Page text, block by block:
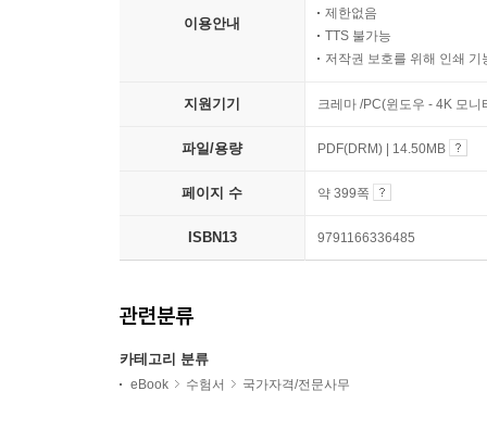
이용안내
제한없음
TTS 불가능
저작권 보호를 위해 인쇄 기
지원기기 크레마 /PC(윈도우 - 4K 모
파일/용량 PDF(DRM) | 14.50MB
페이지 수 약 399쪽
ISBN13 9791166336485
관련분류
카테고리 분류
eBook 수험서 국가자격/전문사무